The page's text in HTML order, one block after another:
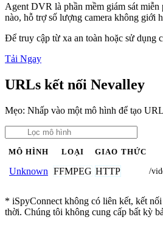
Agent DVR là phần mềm giám sát
nào, hỗ trợ số lượng camera không giới
Để truy cập từ xa an toàn hoặc sử dụng
Tải Ngay
URLs kết nối Nevalley
Mẹo: Nhấp vào một mô hình để tạo
MÔ HÌNH LOẠI GIAO THỨC
Unknown FFMPEG HTTP /
* iSpyConnect không có liên kết, kết
thời. Chúng tôi không cung cấp bất kỳ